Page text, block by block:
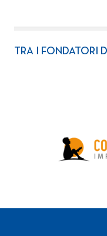
TRA I FONDATORI DI